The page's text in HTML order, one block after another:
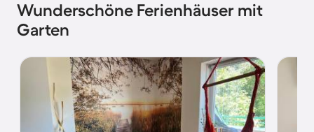
Wunderschöne Ferienhäuser mit
Garten